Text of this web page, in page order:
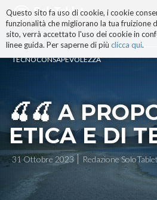
Questo sito fa uso di cookie, i cookie
funzionalità che migliorano la tua fruizione
sito, verrà accettato l'uso dei cookie in
linee guida. Per saperne di più clicca qui.
ai
contenuti.
|
TECNOCONSAPEVOLEZZA
🍒🍒 A
ETICA E DI
31 Ottobre 2023 Redazione